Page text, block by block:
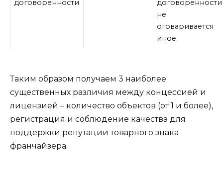
договоренности
договоренности
не
оговаривается
иное.
Таким образом получаем 3 наиболее
существенных различия между концессией и
лицензией – количество объектов (от 1 и более),
регистрация и соблюдение качества для
поддержки репутации товарного знака
франчайзера.